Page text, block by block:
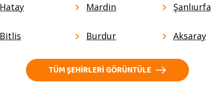
Hatay Mardin Şanlıurfa
Bitlis Burdur Aksaray
TÜM ŞEHIRLERI GÖRÜNTÜLE